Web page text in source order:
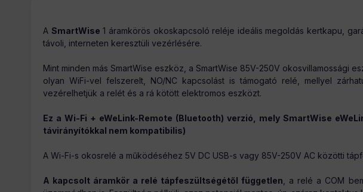
A SmartWise 1 áramkörös okoskapcsoló reléje ideális megoldás kertkapu,
távoli, interneten keresztüli vezérlésére.
Mint minden más SmartWise eszköz, a SmartWise 85V-250V okosvillamossági
olyan WiFi-vel felszerelt, NO/NC kapcsolást is támogató relé, mellyel
vezérelhetjük a relét és a rá kötött elektromos eszközt.
Ez a Wi-Fi + eWeLink-Remote (Bluetooth) verzió, mely SmartWise
távirányítókkal nem kompatibilis)
A Wi-Fi-s okosrelé a működéséhez 5V DC USB-s vagy 85V-250V AC közötti
A kapcsolt áramkör a relé tápfeszültségétől független , a relé a COM
Tömeg: 54